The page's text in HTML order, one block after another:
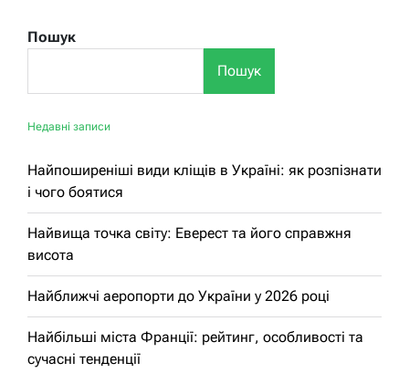
Пошук
Пошук
Недавні записи
Найпоширеніші види кліщів в Україні: як розпізнати
і чого боятися
Найвища точка світу: Еверест та його справжня
висота
Найближчі аеропорти до України у 2026 році
Найбільші міста Франції: рейтинг, особливості та
сучасні тенденції